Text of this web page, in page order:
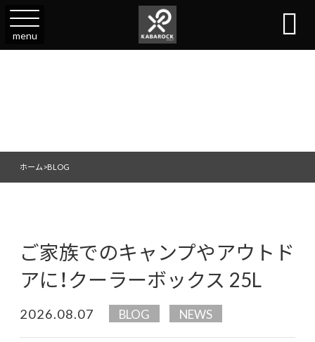
menu 
ホーム>BLOG
ご家族でのキャンプやアウトド
アに！クーラーボックス 25L
2026.08.07 BLOG NEWS